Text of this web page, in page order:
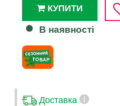
КУПИТИ
В наявності
Доставка i